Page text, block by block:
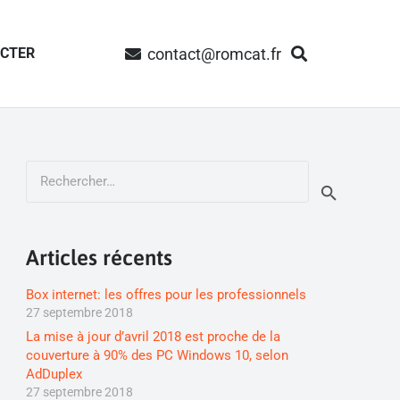
contact@romcat.fr
Articles récents
Box internet: les offres pour les professionnels
27 septembre 2018
La mise à jour d’avril 2018 est proche de la
couverture à 90% des PC Windows 10, selon
AdDuplex
27 septembre 2018